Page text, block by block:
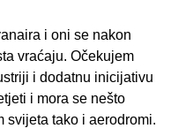
i oni se nakon
vraćaju. Očekujem
i dodatnu inicijativu
i mora se nešto
svijeta tako i aerodromi.